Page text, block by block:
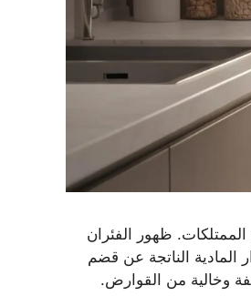
ظهور الفئران
المادية الناتجة عن قضم
وخالية من القوارض.